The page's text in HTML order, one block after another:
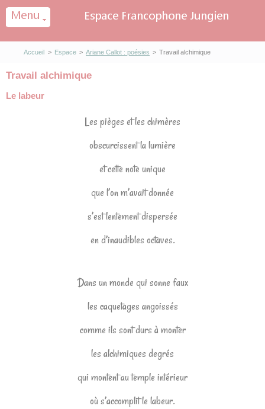
Accueil > Espace > Ariane Callot : poésies > Travail alchimique
Travail alchimique
Le labeur
Les pièges et les chimères
obscurcissent la lumière
et cette note unique
que l’on m’avait donnée
s’est lentement dispersée
en d’inaudibles octaves.
Dans un monde qui sonne faux
les caquetages angoissés
comme ils sont durs à monter
les alchimiques degrés
qui montent au temple intérieur
où s’accomplit le labeur.
Panneau de gestion des cookies